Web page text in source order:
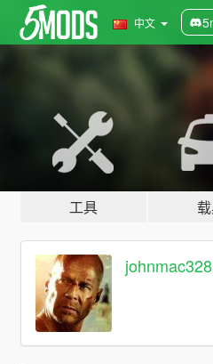
中文
工具
johnmac328